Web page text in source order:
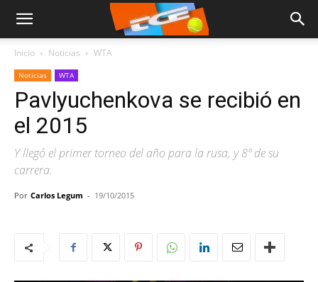
Inicio Noticias WTA
Noticias WTA
Pavlyuchenkova se recibió en
el 2015
Y llegó el primer torneo del año para la rusa, y 8º de su
carrera.
Por Carlos Legum - 19/10/2015